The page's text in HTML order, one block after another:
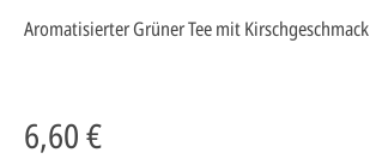
Aromatisierter Grüner Tee mit Kirschgeschmack
6,60 €